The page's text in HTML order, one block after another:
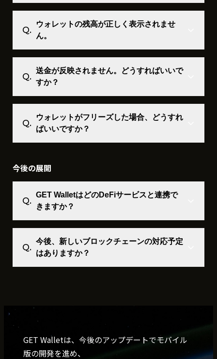
ウォレットの残高が正しく表示されませ
ん。
送金が反映されません。どうすればいいで
すか？
ウォレットがフリーズした場合、どうすれ
ばいいですか？
今後の展開
GET WalletはどのDeFiサービスと連携で
きますか？
今後、新しいブロックチェーンの対応予定
はありますか？
GET Walletは、今後のアップデートでモバイル
版の開発を進め、